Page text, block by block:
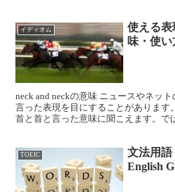
イディオム
使える表
味・使い
neck and neckの意味 ニュースやネッ
言った表現を目にすることがあります
首と首と言った意味に聞こえます。で
TOEIC
文法用
English